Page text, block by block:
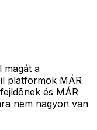
magát a
platformok MÁR
és MÁR
nem nagyon van